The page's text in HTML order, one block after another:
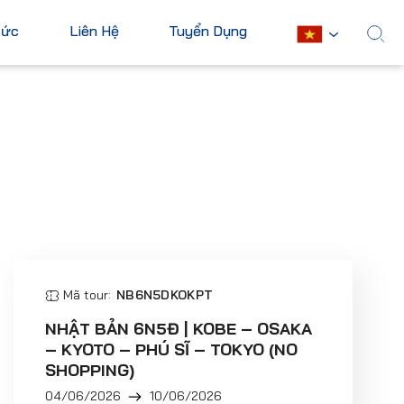
Liên Hệ Tuyển Dụng
Mã tour: NB6N5DKOKPT
NHẬT BẢN 6N5Đ | KOBE – OSAKA
– KYOTO – PHÚ SĨ – TOKYO (NO
SHOPPING)
04/06/2026 10/06/2026